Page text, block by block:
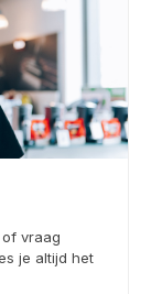
vraag
je altijd het